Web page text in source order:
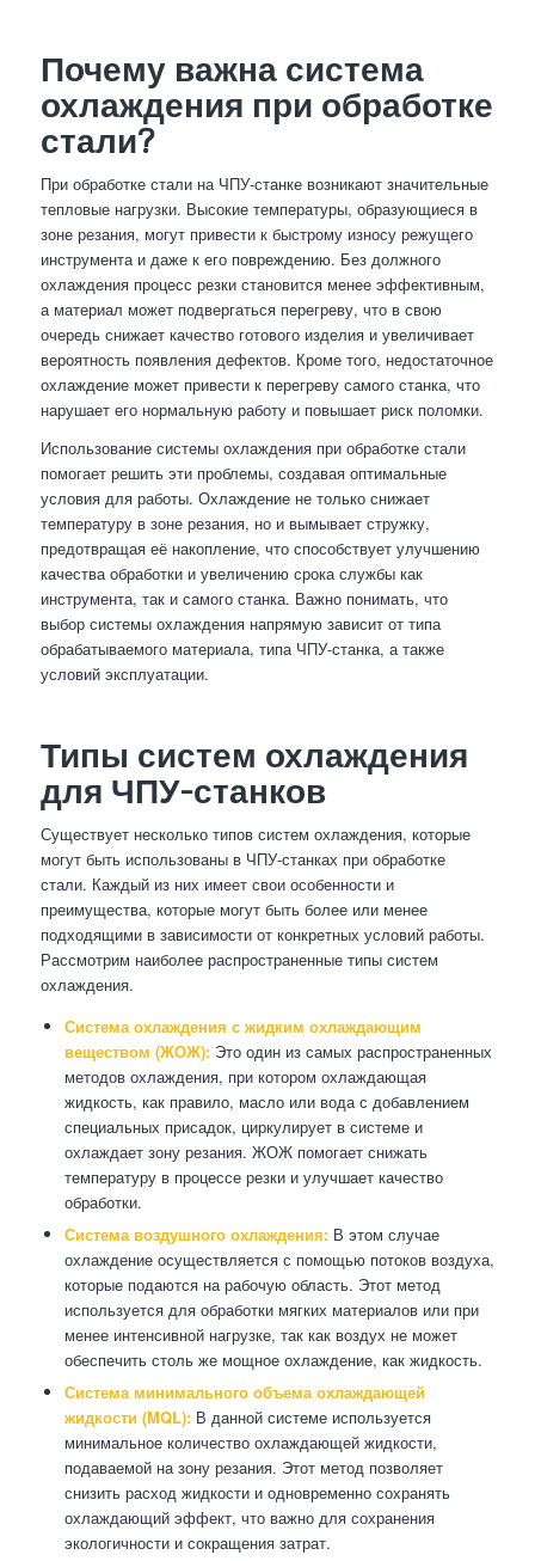
Почему важна система
охлаждения при обработке
стали?
При обработке стали на ЧПУ-станке возникают значительные
тепловые нагрузки. Высокие температуры, образующиеся в
зоне резания, могут привести к быстрому износу режущего
инструмента и даже к его повреждению. Без должного
охлаждения процесс резки становится менее эффективным,
а материал может подвергаться перегреву, что в свою
очередь снижает качество готового изделия и увеличивает
вероятность появления дефектов. Кроме того, недостаточное
охлаждение может привести к перегреву самого станка, что
нарушает его нормальную работу и повышает риск поломки.
Использование системы охлаждения при обработке стали
помогает решить эти проблемы, создавая оптимальные
условия для работы. Охлаждение не только снижает
температуру в зоне резания, но и вымывает стружку,
предотвращая её накопление, что способствует улучшению
качества обработки и увеличению срока службы как
инструмента, так и самого станка. Важно понимать, что
выбор системы охлаждения напрямую зависит от типа
обрабатываемого материала, типа ЧПУ-станка, а также
условий эксплуатации.
Типы систем охлаждения
для ЧПУ-станков
Существует несколько типов систем охлаждения, которые
могут быть использованы в ЧПУ-станках при обработке
стали. Каждый из них имеет свои особенности и
преимущества, которые могут быть более или менее
подходящими в зависимости от конкретных условий работы.
Рассмотрим наиболее распространенные типы систем
охлаждения.
Система охлаждения с жидким охлаждающим
веществом (ЖОЖ):Это один из самых распространенных
методов охлаждения, при котором охлаждающая
жидкость, как правило, масло или вода с добавлением
специальных присадок, циркулирует в системе и
охлаждает зону резания. ЖОЖ помогает снижать
температуру в процессе резки и улучшает качество
обработки.
Система воздушного охлаждения:В этом случае
охлаждение осуществляется с помощью потоков воздуха,
которые подаются на рабочую область. Этот метод
используется для обработки мягких материалов или при
менее интенсивной нагрузке, так как воздух не может
обеспечить столь же мощное охлаждение, как жидкость.
Система минимального объема охлаждающей
жидкости (MQL):В данной системе используется
минимальное количество охлаждающей жидкости,
подаваемой на зону резания. Этот метод позволяет
снизить расход жидкости и одновременно сохранять
охлаждающий эффект, что важно для сохранения
экологичности и сокращения затрат.